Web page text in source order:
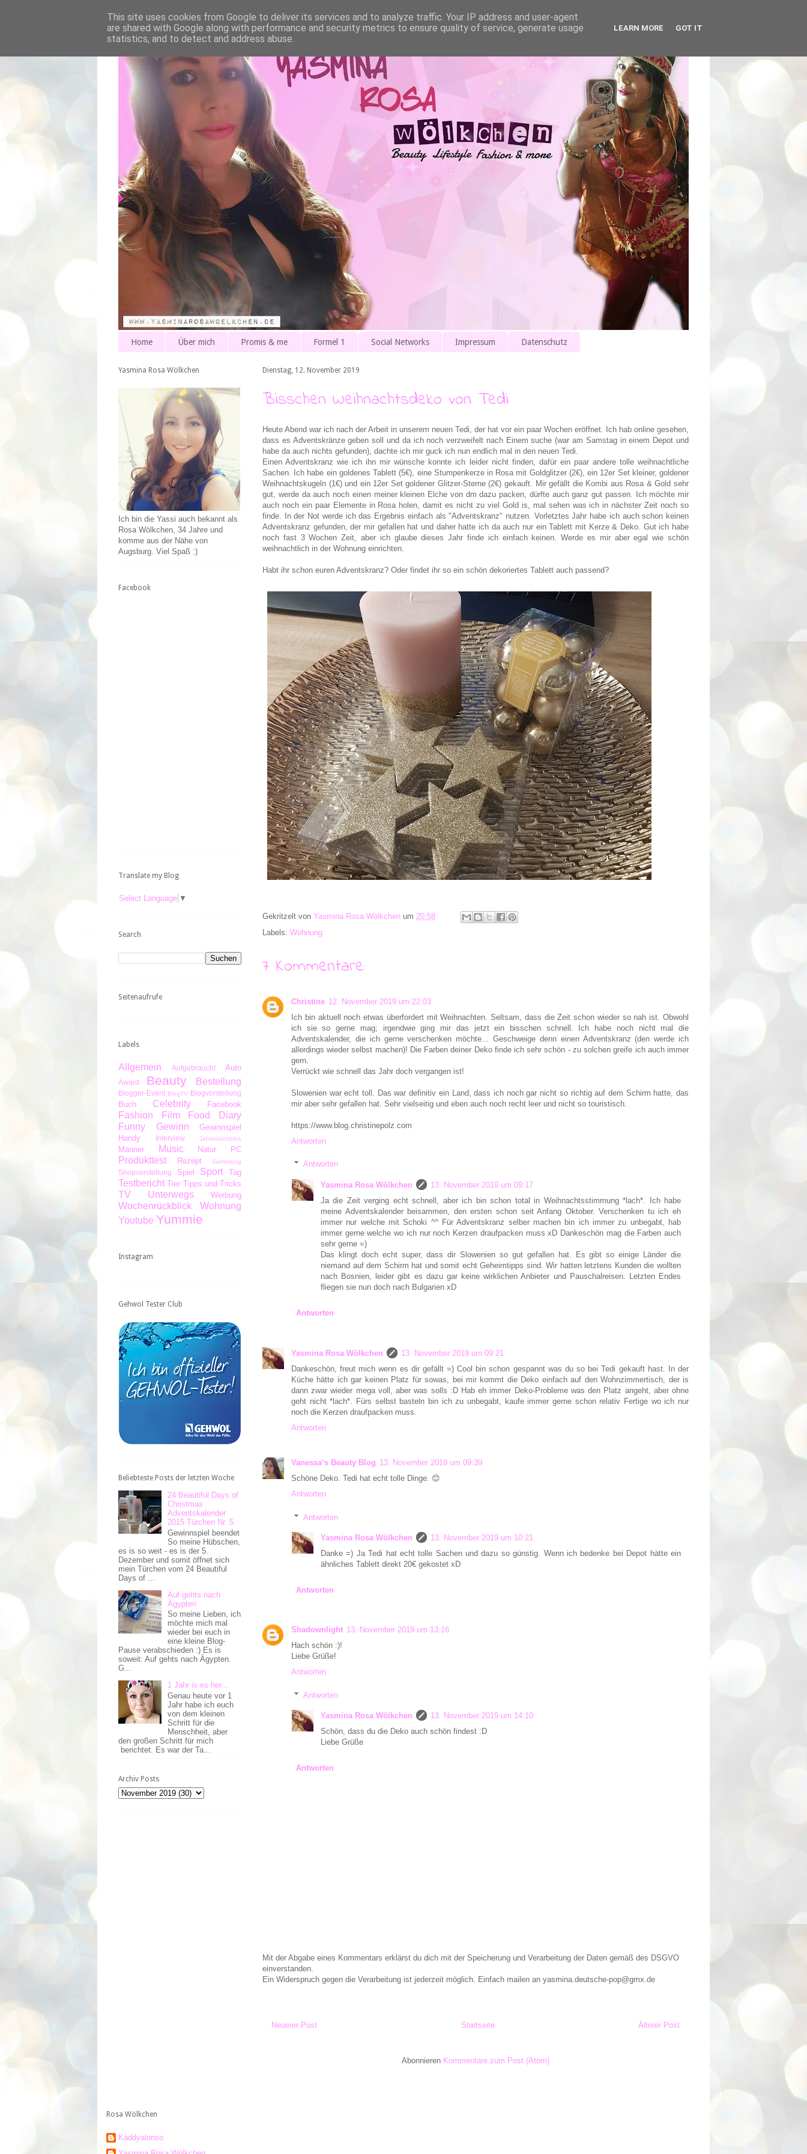
Home Über mich Promis & me Formel 1 Social Networks Impressum Datenschutz
Dienstag, 12. November 2019
Bisschen Weihnachtsdeko von Tedi
Heute Abend war ich nach der Arbeit in unserem neuen Tedi, der hat vor ein paar Wochen eröffnet. Ich hab online gesehen,
dass es Adventskränze geben soll und da ich noch verzweifelt nach Einem suche (war am Samstag in einem Depot und
habe da auch nichts gefunden), dachte ich mir guck ich nun endlich mal in den neuen Tedi.
Einen Adventskranz wie ich ihn mir wünsche konnte ich leider nicht finden, dafür ein paar andere tolle weihnachtliche
Sachen. Ich habe ein goldenes Tablett (5€), eine Stumpenkerze in Rosa mit Goldglitzer (2€), ein 12er Set kleiner, goldener
Weihnachtskugeln (1€) und ein 12er Set goldener Glitzer-Sterne (2€) gekauft. Mir gefällt die Kombi aus Rosa & Gold sehr
gut, werde da auch noch einen meiner kleinen Elche von dm dazu packen, dürfte auch ganz gut passen. Ich möchte mir
auch noch ein paar Elemente in Rosa holen, damit es nicht zu viel Gold is, mal sehen was ich in nächster Zeit noch so
finde.
In der Not werde ich das Ergebnis einfach als "Adventskranz" nutzen. Vorletztes Jahr habe ich auch schon keinen
Adventskranz gefunden, der mir gefallen hat und daher hatte ich da auch nur ein Tablett mit Kerze & Deko. Gut ich habe
noch fast 3 Wochen Zeit, aber ich glaube dieses Jahr finde ich einfach keinen. Werde es mir aber egal wie schön
weihnachtlich in der Wohnung einrichten.
Habt ihr schon euren Adventskranz? Oder findet ihr so ein schön dekoriertes Tablett auch passend?
Gekritzelt von Yasmina Rosa Wölkchen um 20:58
Labels: Wohnung
7 Kommentare:
Christine 12. November 2019 um 22:03
Ich bin aktuell noch etwas überfordert mit Weihnachten. Seltsam, dass die Zeit schon wieder so nah ist. Obwohl
ich sie so gerne mag; irgendwie ging mir das jetzt ein bisschen schnell. Ich habe noch nicht mal die
Adventskalender, die ich gerne verschenken möchte... Geschweige denn einen Adventskranz (den werde ich
allerdings wieder selbst machen)! Die Farben deiner Deko finde ich sehr schön - zu solchen greife ich auch immer
gern.
Verrückt wie schnell das Jahr doch vergangen ist!
Slowenien war echt toll. Das war definitiv ein Land, dass ich noch gar nicht so richtig auf dem Schirm hatte, das
mir aber sehr gefallen hat. Sehr vielseitig und eben auch noch recht leer und nicht so touristisch.
https://www.blog.christinepolz.com
Antworten
Antworten
Yasmina Rosa Wölkchen
13. November 2019 um 09:17
Ja die Zeit verging echt schnell, aber ich bin schon total in Weihnachtsstimmung *lach*. Ich habe
meine Adventskalender beisammen, den ersten schon seit Anfang Oktober. Verschenken tu ich eh
immer nur welche mit Schoki ^^ Für Adventskranz selber machen bin ich immer zu unbegabt, hab
immer gerne welche wo ich nur noch Kerzen draufpacken muss xD Dankeschön mag die Farben auch
sehr gerne =)
Das klingt doch echt super, dass dir Slowenien so gut gefallen hat. Es gibt so einige Länder die
niemand auf dem Schirm hat und somit echt Geheimtipps sind. Wir hatten letztens Kunden die wollten
nach Bosnien, leider gibt es dazu gar keine wirklichen Anbieter und Pauschalreisen. Letzten Endes
fliegen sie nun doch nach Bulgarien xD
Antworten
Yasmina Rosa Wölkchen
13. November 2019 um 09:21
Dankeschön, freut mich wenn es dir gefällt =) Cool bin schon gespannt was du so bei Tedi gekauft hast. In der
Küche hätte ich gar keinen Platz für sowas, bei mir kommt die Deko einfach auf den Wohnzimmertisch, der is
dann zwar wieder mega voll, aber was solls :D Hab eh immer Deko-Probleme was den Platz angeht, aber ohne
geht nicht *lach*. Fürs selbst basteln bin ich zu unbegabt, kaufe immer gerne schon relativ Fertige wo ich nur
noch die Kerzen draufpacken muss.
Antworten
Vanessa‘s Beauty Blog 13. November 2019 um 09:39
Schöne Deko. Tedi hat echt tolle Dinge. 😊
Antworten
Antworten
Yasmina Rosa Wölkchen
13. November 2019 um 10:21
Danke =) Ja Tedi hat echt tolle Sachen und dazu so günstig. Wenn ich bedenke bei Depot hätte ein
ähnliches Tablett direkt 20€ gekostet xD
Antworten
Shadownlight 13. November 2019 um 13:16
Hach schön :)!
Liebe Grüße!
Antworten
Antworten
Yasmina Rosa Wölkchen
13. November 2019 um 14:10
Schön, dass du die Deko auch schön findest :D
Liebe Grüße
Antworten
Mit der Abgabe eines Kommentars erklärst du dich mit der Speicherung und Verarbeitung der Daten gemäß des DSGVO
einverstanden.
Ein Widerspruch gegen die Verarbeitung ist jederzeit möglich. Einfach mailen an yasmina.deutsche-pop@gmx.de
Neuerer Post Älterer Post
Startseite
Abonnieren Kommentare zum Post (Atom)
Yasmina Rosa Wölkchen
Ich bin die Yassi auch bekannt als
Rosa Wölkchen, 34 Jahre und
komme aus der Nähe von
Augsburg. Viel Spaß :)
Facebook
Translate my Blog
Select Language ▼
Search
Seitenaufrufe
Labels
Allgemein Aufgebraucht Auto
Award Beauty Bestellung
Blogger-Event BlogTV Blogvorstellung
Buch Celebrity Facebook
Fashion Film
Food Diary
Funny
Gewinn
Gewinnspiel
Handy
Interview Jahresrückblick
Männer Music Natur PC
Produkttest Rezept Sammlung
Shopvorstellung Spiel Sport Tag
Testbericht Tier Tipps und Tricks
TV Unterwegs Werbung
Wochenrückblick
Wohnung
Youtube Yummie
Instagram
Gehwol Tester Club
Beliebteste Posts der letzten Woche
24 Beautiful Days of
Christmas
Adventskalender
2015 Türchen Nr. 5
Gewinnspiel beendet
So meine Hübschen,
es is so weit - es is der 5.
Dezember und somit öffnet sich
mein Türchen vom 24 Beautiful
Days of ...
Auf gehts nach
Ägypten
So meine Lieben, ich
möchte mich mal
wieder bei euch in
eine kleine Blog-
Pause verabschieden :) Es is
soweit: Auf gehts nach Ägypten.
G...
1 Jahr is es her...
Genau heute vor 1
Jahr habe ich euch
von dem kleinen
Schritt für die
Menschheit, aber
den großen Schritt für mich
berichtet. Es war der Ta...
Archiv Posts
Rosa Wölkchen
Kaddyalonso
This site uses cookies from Google to deliver its services and to analyze traffic. Your IP address and user-agent
are shared with Google along with performance and security metrics to ensure quality of service, generate usage
statistics, and to detect and address abuse.
LEARN MORE GOT IT